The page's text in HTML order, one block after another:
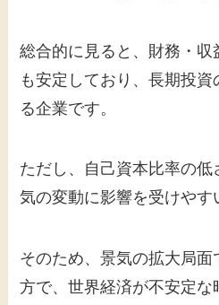
総合的に見ると、財務・
も安定しており、長期投資
る企業です。
ただし、自己資本比率の
気の変動に影響を受けやす
そのため、景気の拡大局
方で、世界経済が不安定な